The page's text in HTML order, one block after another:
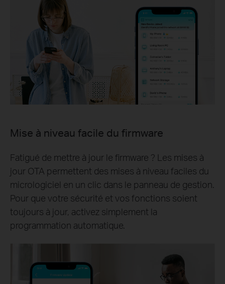
Mise à niveau facile du firmware
Fatigué de mettre à jour le firmware ? Les mises à
jour OTA permettent des mises à niveau faciles du
micrologiciel en un clic dans le panneau de gestion.
Pour que votre sécurité et vos fonctions soient
toujours à jour, activez simplement la
programmation automatique.